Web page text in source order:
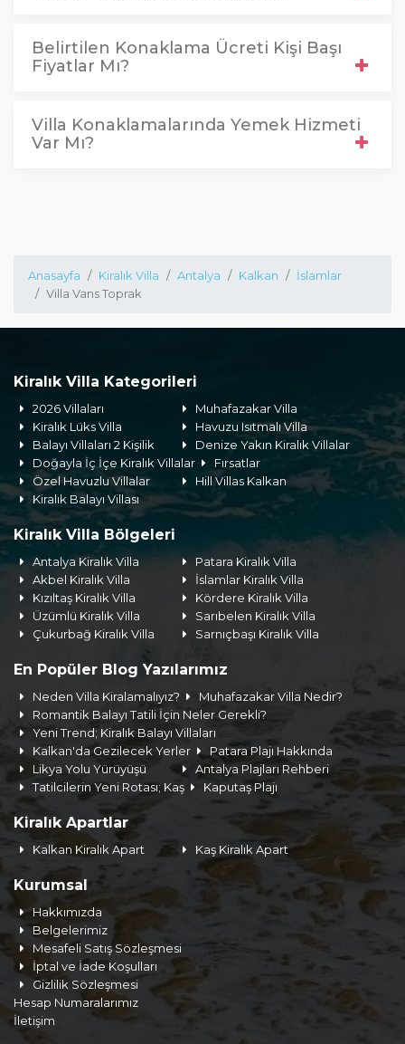
Belirtilen Konaklama Ücreti Kişi Başı
Fiyatlar Mı?
Villa Konaklamalarında Yemek Hizmeti
Var Mı?
Anasayfa Kiralık Villa Antalya Kalkan
İslamlar
Villa Vans Toprak
Kiralık Villa Kategorileri
2026 Villaları
Muhafazakar Villa
Kiralık Lüks Villa
Havuzu Isıtmalı Villa
Balayı Villaları 2 Kişilik
Denize Yakın Kiralık Villalar
Doğayla İç İçe Kiralık Villalar
Fırsatlar
Özel Havuzlu Villalar
Hill Villas Kalkan
Kiralık Balayı Villası
Kiralık Villa Bölgeleri
Antalya Kiralık Villa
Patara Kiralık Villa
Akbel Kiralık Villa
İslamlar Kiralık Villa
Kızıltaş Kiralık Villa
Kördere Kiralık Villa
Üzümlü Kiralık Villa
Sarıbelen Kiralık Villa
Çukurbağ Kiralık Villa
Sarnıçbaşı Kiralık Villa
En Popüler Blog Yazılarımız
Neden Villa Kiralamalıyız?
Muhafazakar Villa Nedir?
Romantik Balayı Tatili İçin Neler Gerekli?
Yeni Trend; Kiralık Balayı Villaları
Kalkan'da Gezilecek Yerler
Patara Plajı Hakkında
Likya Yolu Yürüyüşü
Antalya Plajları Rehberi
Tatilcilerin Yeni Rotası; Kaş
Kaputaş Plajı
Kiralık Apartlar
Kalkan Kiralık Apart Kaş Kiralık Apart
Kurumsal
Hakkımızda
Belgelerimiz
Mesafeli Satış Sözleşmesi
İptal ve İade Koşulları
Gizlilik Sözleşmesi
Hesap Numaralarımız
İletişim